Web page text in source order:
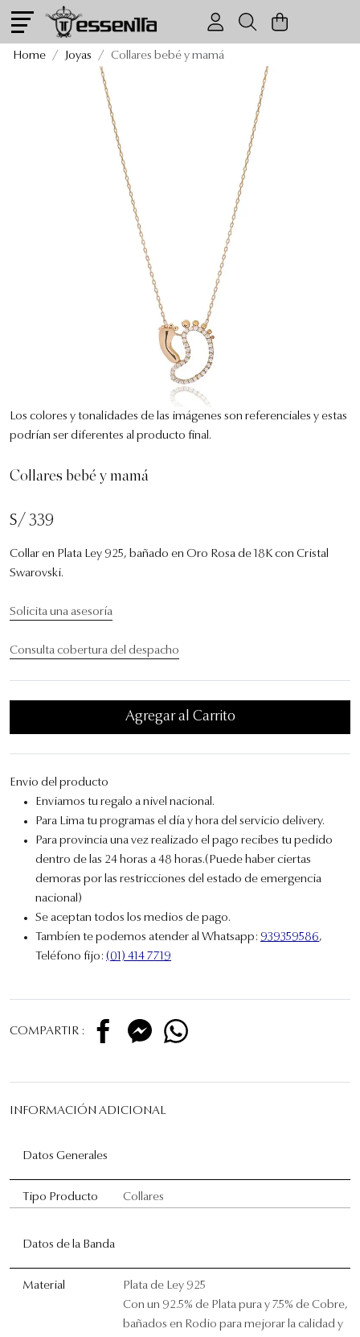
Collares bebé y mamá
Home Joyas Collares bebé y mamá
Los colores y tonalidades de las imágenes son referenciales y estas
podrían ser diferentes al producto final.
Collares bebé y mamá
S/ 339
Collar en Plata Ley 925, bañado en Oro Rosa de 18K con Cristal
Swarovski.
Solicita una asesoría
Consulta cobertura del despacho
Agregar al Carrito
Envio del producto
Enviamos tu regalo a nivel nacional.
Para Lima tu programas el día y hora del servicio delivery.
Para provincia una vez realizado el pago recibes tu pedido
dentro de las 24 horas a 48 horas.(Puede haber ciertas
demoras por las restricciones del estado de emergencia
nacional)
Se aceptan todos los medios de pago.
Tambíen te podemos atender al Whatsapp: 939359586,
Teléfono fijo: (01) 414 7719
COMPARTIR :
INFORMACIÓN ADICIONAL
Datos Generales
Tipo Producto Collares
Datos de la Banda
Material
Plata de Ley 925
Con un 92.5% de Plata pura y 7.5% de Cobre,
bañados en Rodio para mejorar la calidad y